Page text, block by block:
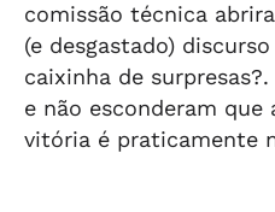
comissão técnica
(e desgastado)
caixinha de
e não esconderam que
vitória é praticamente